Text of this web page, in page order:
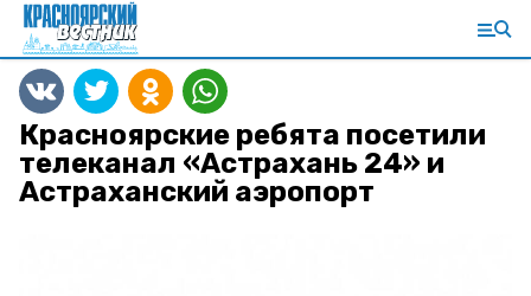
Красноярские ребята посетили
телеканал «Астрахань 24» и
Астраханский аэропорт